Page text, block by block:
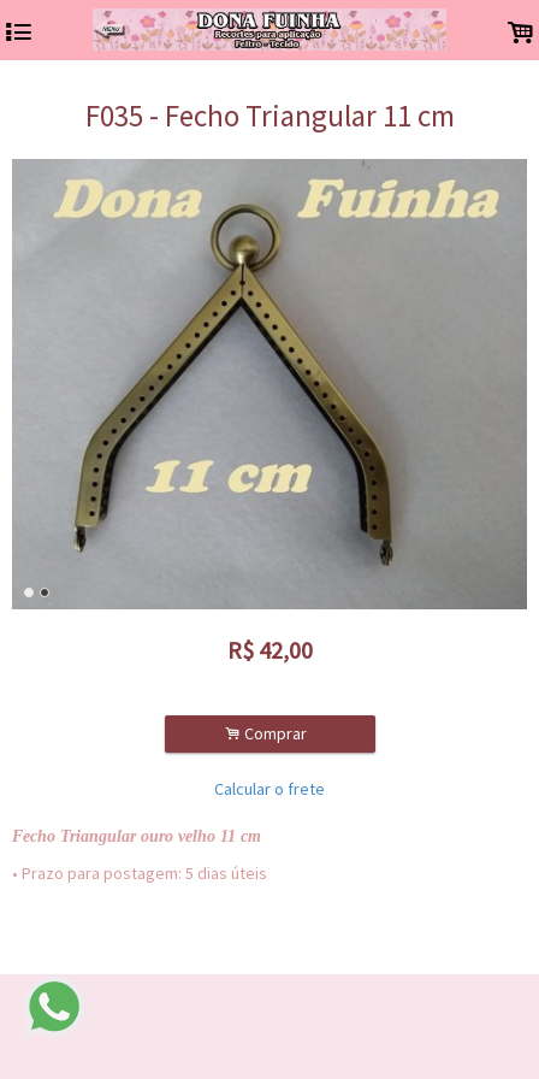
4 .
F035 - Fecho Triangular 11 cm
R$ 42,00
. Comprar
Calcular o frete
Fecho Triangular ouro velho 11 cm
• Prazo para postagem: 5 dias úteis